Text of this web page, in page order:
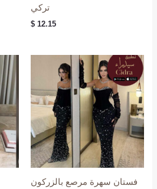
تركي
$ 12.15
فستان سهرة مرصع بالزركون